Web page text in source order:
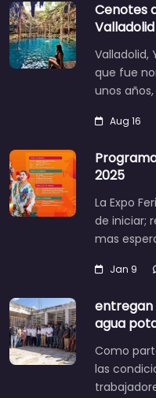
Cenotes
Valladolid,
que fue
unos
Aug 16
2025
La Expo
de iniciar;
mas
Jan 9
entregan
agua
Como
las